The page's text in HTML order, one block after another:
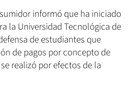
informó que ha iniciado
la Universidad Tecnológica de
de estudiantes que
de pagos por concepto de
realizó por efectos de la